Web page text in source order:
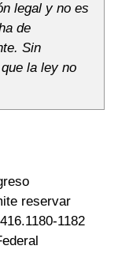
legal y no es
de
Sin
la ley no
reservar
1182